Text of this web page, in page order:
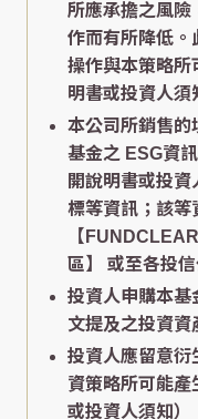
所應承擔之風險
作而有所降低。
操作與本策略所
明書或投資人須
本公司所銷售的
基金之 ESG資
開說明書或投資
標等資訊；該等
【
區】
或至各投
投資人申購本基
文提及之投資資
投資人應留意衍
資策略所可能產
或投資人須知）